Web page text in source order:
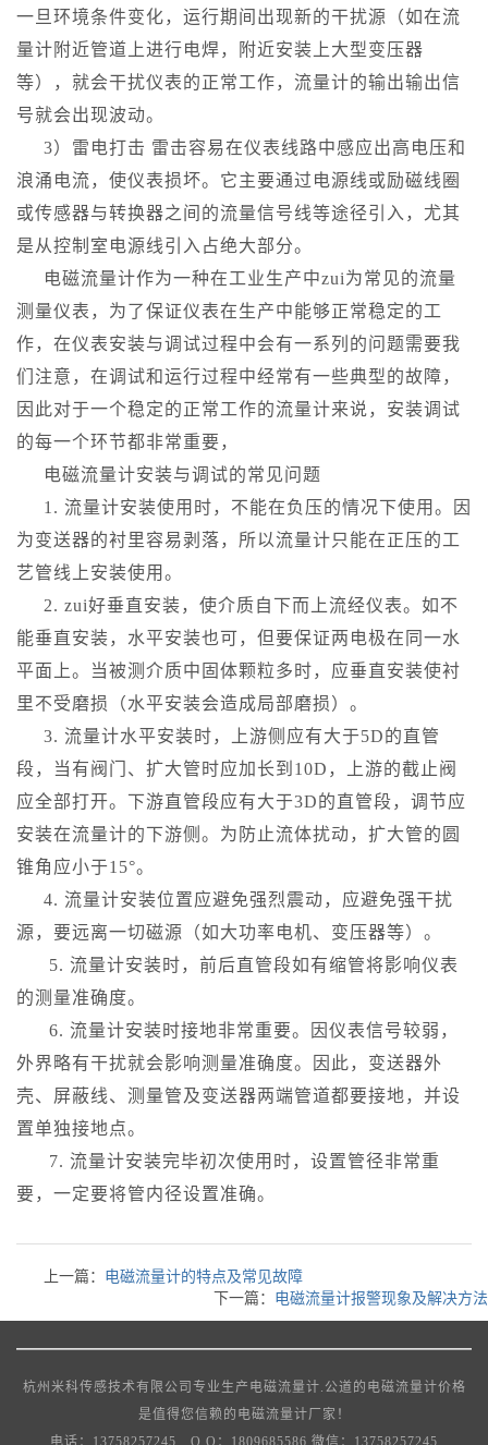
一旦环境条件变化，运行期间出现新的干扰源（如在流
量计附近管道上进行电焊，附近安装上大型变压器
等），就会干扰仪表的正常工作，流量计的输出输出信
号就会出现波动。
3）雷电打击 雷击容易在仪表线路中感应出高电压和
浪涌电流，使仪表损坏。它主要通过电源线或励磁线圈
或传感器与转换器之间的流量信号线等途径引入，尤其
是从控制室电源线引入占绝大部分。
电磁流量计作为一种在工业生产中zui为常见的流量
测量仪表，为了保证仪表在生产中能够正常稳定的工
作，在仪表安装与调试过程中会有一系列的问题需要我
们注意，在调试和运行过程中经常有一些典型的故障，
因此对于一个稳定的正常工作的流量计来说，安装调试
的每一个环节都非常重要，
电磁流量计安装与调试的常见问题
1. 流量计安装使用时，不能在负压的情况下使用。因
为变送器的衬里容易剥落，所以流量计只能在正压的工
艺管线上安装使用。
2. zui好垂直安装，使介质自下而上流经仪表。如不
能垂直安装，水平安装也可，但要保证两电极在同一水
平面上。当被测介质中固体颗粒多时，应垂直安装使衬
里不受磨损（水平安装会造成局部磨损）。
3. 流量计水平安装时，上游侧应有大于5D的直管
段，当有阀门、扩大管时应加长到10D，上游的截止阀
应全部打开。下游直管段应有大于3D的直管段，调节应
安装在流量计的下游侧。为防止流体扰动，扩大管的圆
锥角应小于15°。
4. 流量计安装位置应避免强烈震动，应避免强干扰
源，要远离一切磁源（如大功率电机、变压器等）。
5. 流量计安装时，前后直管段如有缩管将影响仪表
的测量准确度。
6. 流量计安装时接地非常重要。因仪表信号较弱，
外界略有干扰就会影响测量准确度。因此，变送器外
壳、屏蔽线、测量管及变送器两端管道都要接地，并设
置单独接地点。
7. 流量计安装完毕初次使用时，设置管径非常重
要，一定要将管内径设置准确。
上一篇： 电磁流量计的特点及常见故障
下一篇： 电磁流量计报警现象及解决方法
杭州米科传感技术有限公司专业生产电磁流量计.公道的电磁流量计价格
是值得您信赖的电磁流量计厂家！
电话：13758257245 Q Q：1809685586 微信：13758257245